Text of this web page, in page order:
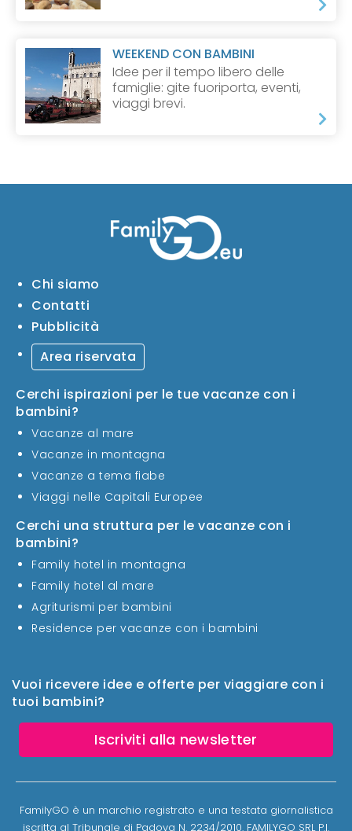
WEEKEND CON BAMBINI
Idee per il tempo libero delle
famiglie: gite fuoriporta, eventi,
viaggi brevi.
Vuoi ricevere idee e offerte per viaggiare con i
tuoi bambini?
Iscriviti alla newsletter
Chi siamo
Contatti
Pubblicità
Area riservata
Cerchi ispirazioni per le tue vacanze con i
bambini?
Vacanze al mare
Vacanze in montagna
Vacanze a tema fiabe
Viaggi nelle Capitali Europee
Cerchi una struttura per le vacanze con i
bambini?
Family hotel in montagna
Family hotel al mare
Agriturismi per bambini
Residence per vacanze con i bambini
FamilyGO è un marchio registrato e una testata giornalistica
iscritta al Tribunale di Padova N. 2234/2010. FAMILYGO SRL P.I.